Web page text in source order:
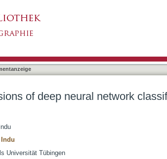
of deep neural network
Indu
Universität Tübingen